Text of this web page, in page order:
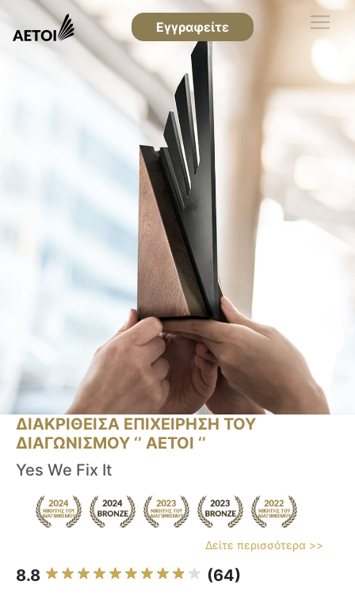
Εγγραφείτε
ΔΙΑΚΡΙΘΕΙΣΑ ΕΠΙΧΕΙΡΗΣΗ ΤΟΥ
ΔΙΑΓΩΝΙΣΜΟΥ ‘’ ΑΕΤΟΙ ‘’
Yes We Fix It
Δείτε περισσότερα >>
8.8 (64)